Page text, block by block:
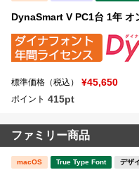
DynaSmart V PC1台 1年 オ
標準価格（税込） ¥45,650
ポイント 415pt
ファミリー商品
macOS True Type Font デザ